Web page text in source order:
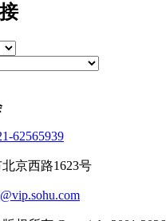
62565939
北京西路1623号